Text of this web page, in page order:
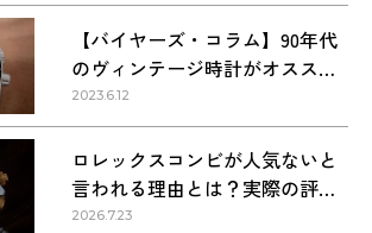
【バイヤーズ・コラム】90年代
のヴィンテージ時計がオススメ
な理由
2023.6.12
ロレックスコンビが人気ないと
言われる理由とは？実際の評価
を解説
2026.7.23